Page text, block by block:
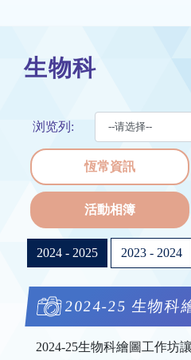
生物科
浏览列:
恆常資訊
活動相簿
2024 - 2025 2023 - 2024
2024-25 生物科
2024-25生物科繪圖工作坊